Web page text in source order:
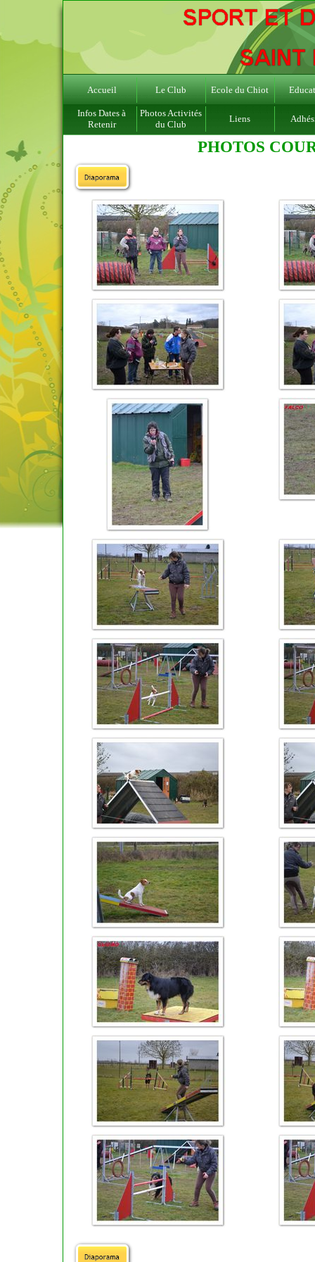
Accueil Le Club Ecole du Chiot
Infos Dates à
Retenir
Photos Activités
du Club
Liens
PHOTOS